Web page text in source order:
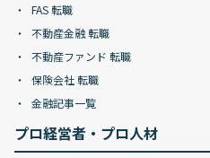
FAS 転職
不動産金融 転職
不動産ファンド 転職
保険会社 転職
金融記事一覧
プロ経営者・プロ人材